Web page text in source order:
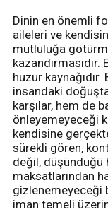
Dinin en önemli
aileleri ve
mutluluğa
huzur
insandaki
karşılar, hem de
önleyemeyeceği
kendisine
sürekli gören,
değil, düşündüğü
maksatlarından
gizlenemeyeceği
iman temeli